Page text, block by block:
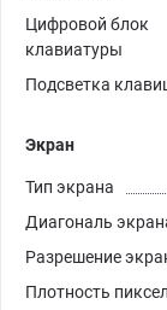
Цифровой блок
клавиатуры
Подсветка
Экран
Тип экрана
Диагональ
Разрешение
Плотность